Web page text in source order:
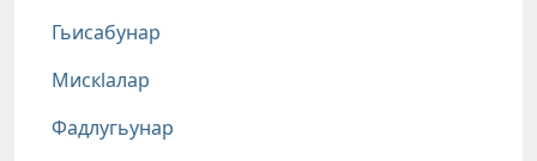
Гьисабунар
Мискlалар
Фадлугьунар